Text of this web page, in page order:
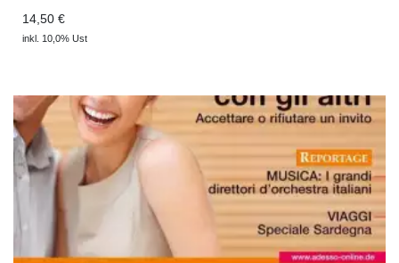
14,50 €
inkl. 10,0% Ust